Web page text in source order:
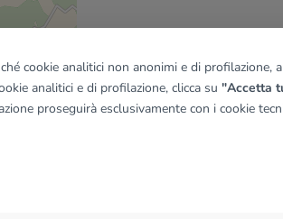
cookie analitici non anonimi e di profilazione,
analitici e di profilazione, clicca su "Accetta
proseguirà esclusivamente con i cookie